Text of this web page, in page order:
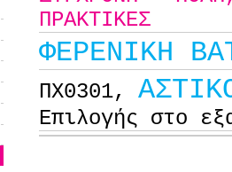
ΠΡΑΚΤΙΚΕΣ
ΦΕΡΕΝΙΚΗ
ΠΧ0301,
Επιλογής στο